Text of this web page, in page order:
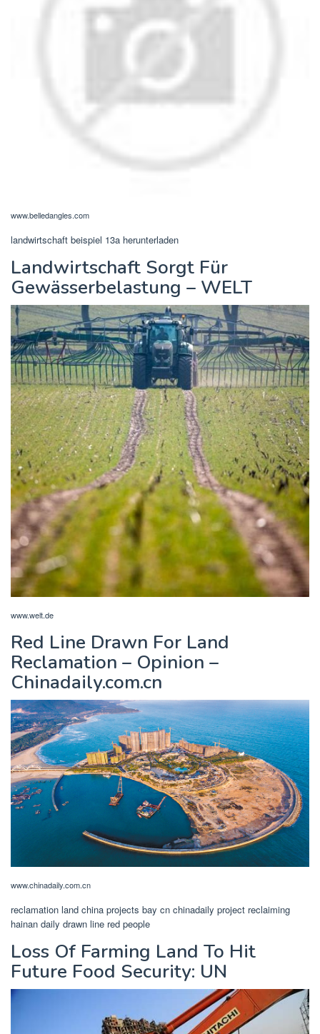
www.belledangles.com
landwirtschaft beispiel 13a herunterladen
Landwirtschaft Sorgt Für
Gewässerbelastung – WELT
www.welt.de
Red Line Drawn For Land
Reclamation – Opinion –
Chinadaily.com.cn
www.chinadaily.com.cn
reclamation land china projects bay cn chinadaily project reclaiming
hainan daily drawn line red people
Loss Of Farming Land To Hit
Future Food Security: UN